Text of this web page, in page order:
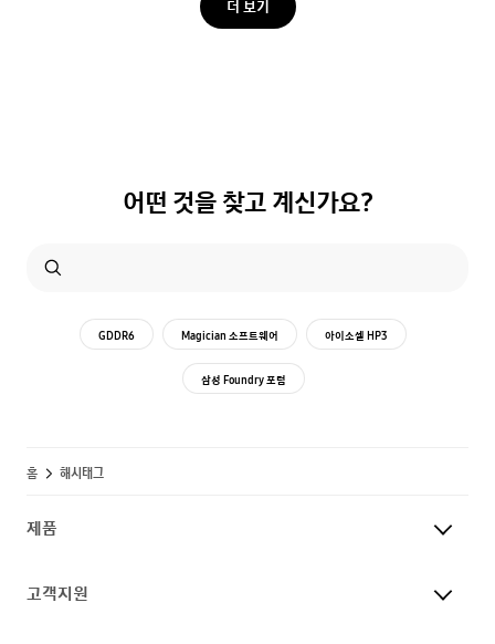
더 보기
어떤 것을 찾고 계신가요?
GDDR6 Magician 소프트웨어 아이소셀 HP3
삼성 Foundry 포럼
홈 해시태그
제품
고객지원